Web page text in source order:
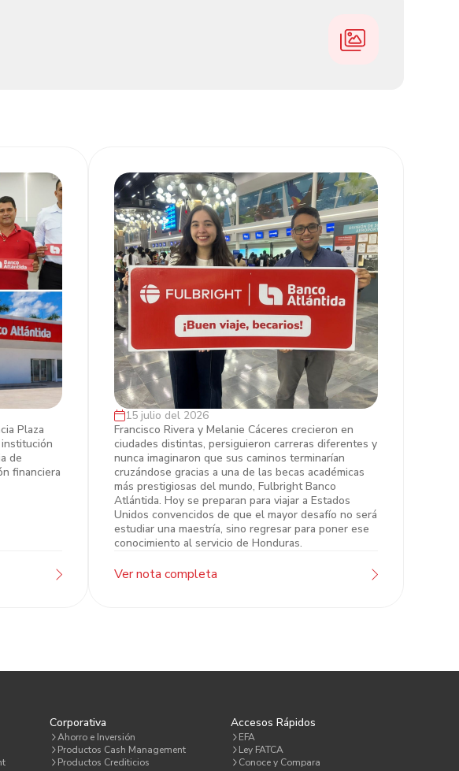
Plaza
de
financiera
Francisco y Melanie, dos hondureños
que desafiaron el mito de que las
grandes becas ya tienen dueño
15 julio del 2026
Francisco Rivera y Melanie Cáceres crecieron en
ciudades distintas, persiguieron carreras diferentes y
nunca imaginaron que sus caminos terminarían
cruzándose gracias a una de las becas académicas
más prestigiosas del mundo, Fulbright Banco
Atlántida. Hoy se preparan para viajar a Estados
Unidos convencidos de que el mayor desafío no será
estudiar una maestría, sino regresar para poner ese
conocimiento al servicio de Honduras.
Ver nota completa
Corporativa
Ahorro e Inversión
Productos Cash Management
Productos Crediticios
Accesos Rápidos
EFA
Ley FATCA
Conoce y Compara